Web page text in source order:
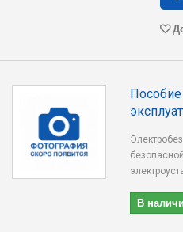
Пособие
В